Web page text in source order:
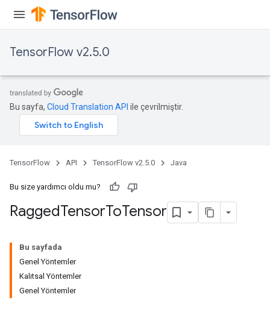
TensorFlow v2.5.0
Bu sayfa, Cloud Translation API ile çevrilmiştir.
TensorFlow API TensorFlow v2.5.0 Java
Bu size yardımcı oldu mu?
RaggedTensorToTensor
Bu sayfada
Genel Yöntemler
Kalıtsal Yöntemler
Genel Yöntemler